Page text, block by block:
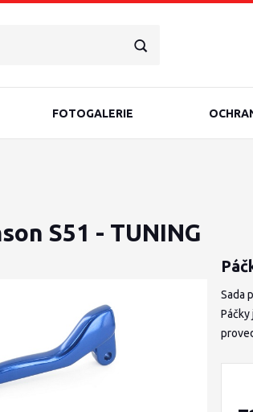
FOTOGALERIE
S51 - TUNING
Sada